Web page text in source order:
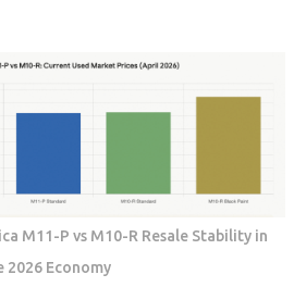
친구네 집에서 물티슈 때문에 변기가 막
서 온 가족이 고생한 걸 봤어요. 라면 국물이
기름기 있는 음식물도 변기에 버리면 안 돼
. 처음엔 괜찮은 것 같아도 배관 안에서 굳으
서 점점 좁아지거든요. 특히 겨울에는 기름
더 빨리 굳어서 문제가 돼요. 제가 배관공한
귀나 생리대 같은 큰 쓰레기 플라스틱 뚜
나 작은 장난감 고양이 모래 음식물 찌꺼
는 항상 높고, 환기는 잘 안 되고, 온도도
당하니까요. 특히 타일 사이 실리콘이나 샤
커튼 아래쪽은 곰팡이의 천국이죠. 저도 처
엔 그냥 물로 씻으면 되겠지 했는데, 곰팡이
정말 끈질긴 녀석이더라고요. 한 번 생기면
점 퍼져나가는 게 보여요. 검은 점으로 시작
서 나중엔 까만 선이 되고, 결국엔 넓은 면적
차지하게 되는 거죠. 곰팡이는 단순히 보기
것만이 아니에요. 호흡기 질환이나 알레
M11-P vs M10-R Resale Stability in
2026 Economy